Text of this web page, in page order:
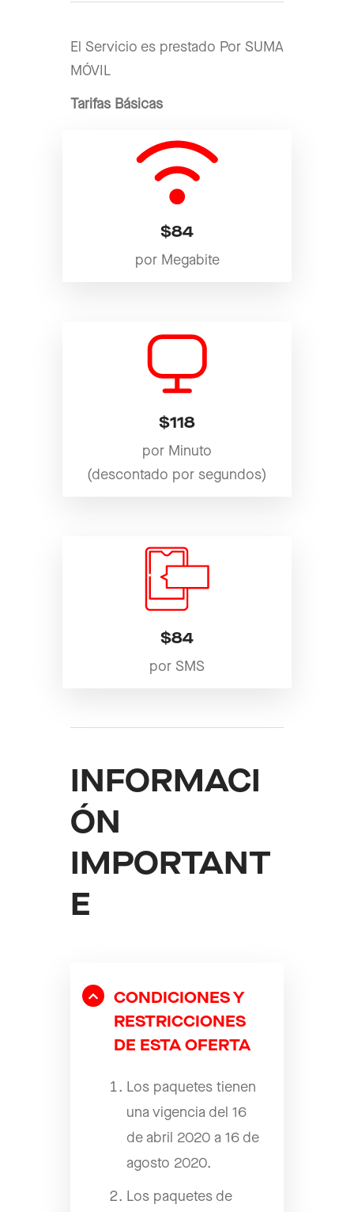
El Servicio es prestado Por SUMA
MÓVIL
Tarifas Básicas
$84
por Megabite
$118
por Minuto
(descontado por segundos)
$84
por SMS
INFORMACI
ÓN
IMPORTANT
E
CONDICIONES Y
RESTRICCIONES
DE ESTA OFERTA
Los paquetes tienen
una vigencia del 16
de abril 2020 a 16 de
agosto 2020.
Los paquetes de